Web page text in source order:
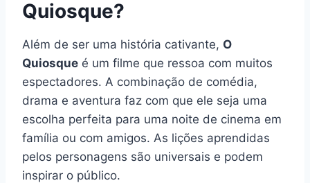
Quiosque?
Além de ser uma história cativante, O
Quiosque é um filme que ressoa com muitos
espectadores. A combinação de comédia,
drama e aventura faz com que ele seja uma
escolha perfeita para uma noite de cinema em
família ou com amigos. As lições aprendidas
pelos personagens são universais e podem
inspirar o público.